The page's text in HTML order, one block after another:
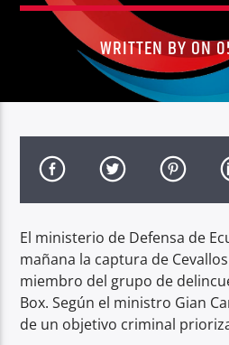
WRITTEN BY ON
El ministerio de Defensa de
mañana la captura de Cevallos
miembro del grupo de
Box. Según el ministro Gian
de un objetivo criminal